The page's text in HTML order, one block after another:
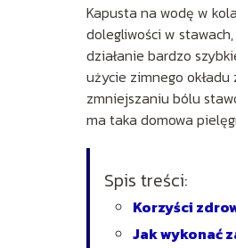
Kapusta na wodę w
dolegliwości w
działanie bardzo
użycie zimnego
zmniejszaniu bólu
ma taka domowa
Spis treści:
Korzyści
Jak wykonać